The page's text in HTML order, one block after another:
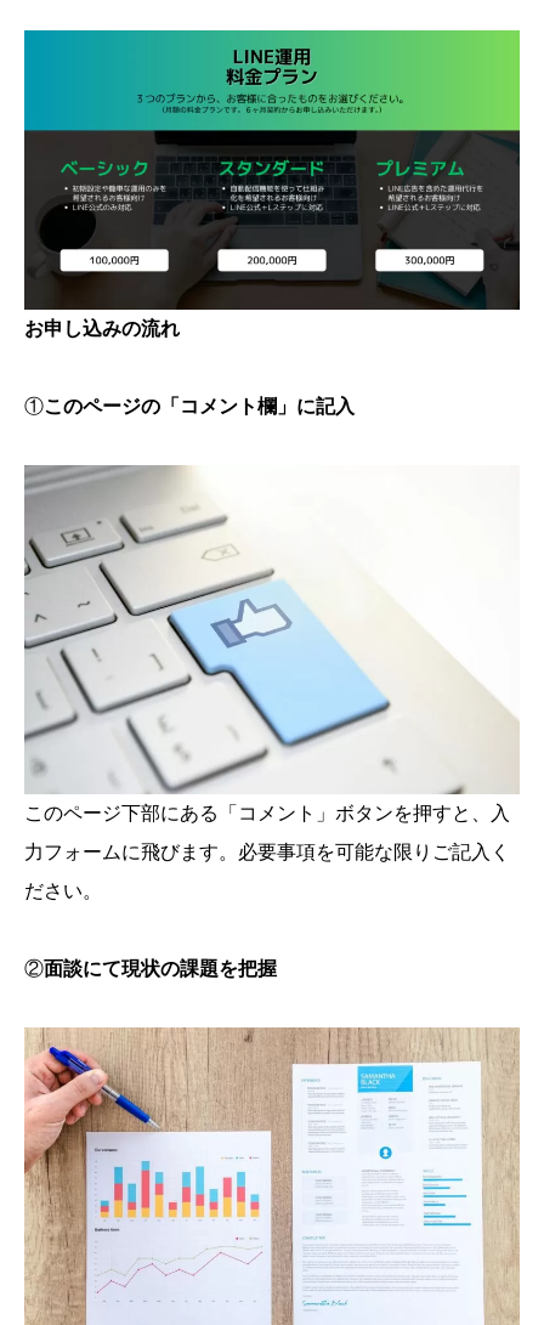
お申し込みの流れ
①このページの「コメント欄」に記入
このページ下部にある「コメント」ボタンを押すと、入
力フォームに飛びます。必要事項を可能な限りご記入く
ださい。
②面談にて現状の課題を把握